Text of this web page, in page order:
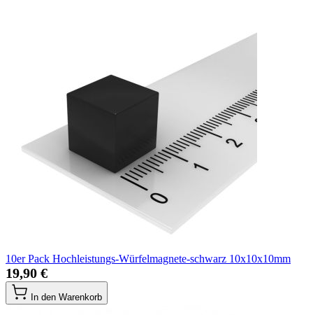
10er Pack Hochleistungs-Würfelmagnete-schwarz 10x10x10mm
19,90 €
In den Warenkorb